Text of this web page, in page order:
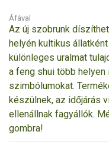
Áfával
Az új szobrunk
helyén kultikus
különleges uralmat
a feng shui több
szimbólumokat.
készülnek, az időjárás
ellenállnak fagyállók.
gombra!